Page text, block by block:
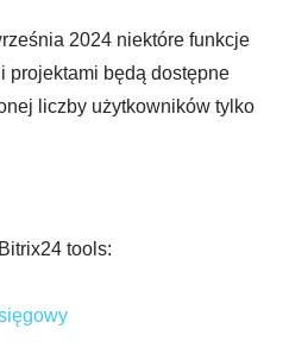
2024 niektóre funkcje
projektami będą dostępne
liczby użytkowników tylko
tools: